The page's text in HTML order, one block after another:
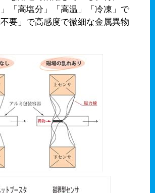
」「高塩分」「高温」「冷凍」で
要」で高感度で微細な金属異物